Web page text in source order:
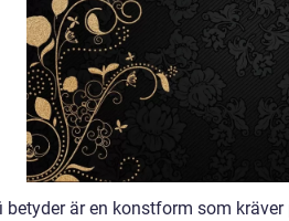
betyder är en konstform som